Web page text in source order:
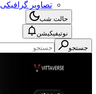
تصاویر گرافیکی
حالت شب
نوتیفیکیشن
جستجو